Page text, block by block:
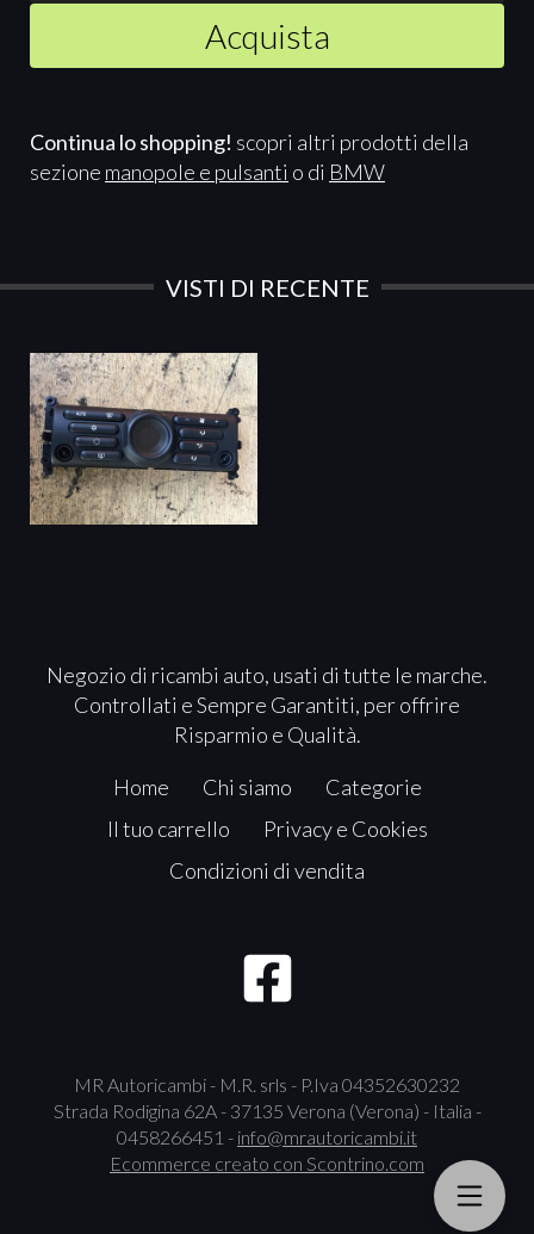
Acquista
Continua lo shopping! scopri altri prodotti della
sezione manopole e pulsanti o di BMW
VISTI DI RECENTE
Negozio di ricambi auto, usati di tutte le marche.
Controllati e Sempre Garantiti, per offrire
Risparmio e Qualità.
Home Chi siamo
Categorie
Il tuo carrello
Privacy e Cookies
Condizioni di vendita
MR Autoricambi - M.R. srls - P.Iva 04352630232
Strada Rodigina 62A - 37135 Verona (Verona) - Italia -
0458266451 - info@mrautoricambi.it
Ecommerce creato con Scontrino.com